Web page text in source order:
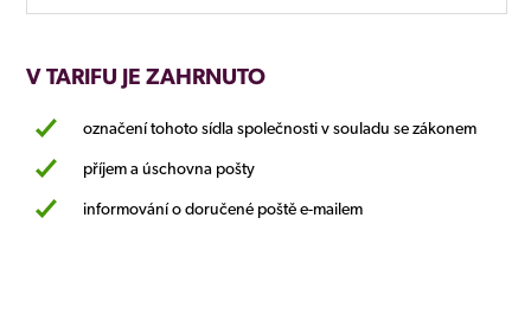
V TARIFU JE ZAHRNUTO
označení tohoto sídla společnosti v souladu se zákonem
příjem a úschovna pošty
informování o doručené poště e-mailem